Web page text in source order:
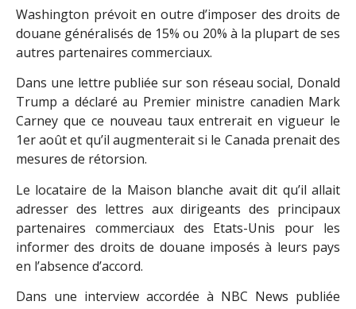
Washington prévoit en outre d’imposer des droits de
douane généralisés de 15% ou 20% à la plupart de ses
autres partenaires commerciaux.
Dans une lettre publiée sur son réseau social, Donald
Trump a déclaré au Premier ministre canadien Mark
Carney que ce nouveau taux entrerait en vigueur le
1er août et qu’il augmenterait si le Canada prenait des
mesures de rétorsion.
Le locataire de la Maison blanche avait dit qu’il allait
adresser des lettres aux dirigeants des principaux
partenaires commerciaux des Etats-Unis pour les
informer des droits de douane imposés à leurs pays
en l’absence d’accord.
Dans une interview accordée à NBC News publiée